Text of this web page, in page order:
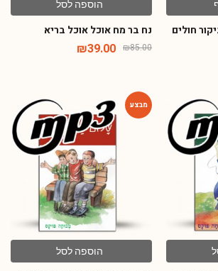
חולים
הוספה לסל
נח בר מח אוכל אוכל בריא
₪85.00
₪39.00
הוספה לסל